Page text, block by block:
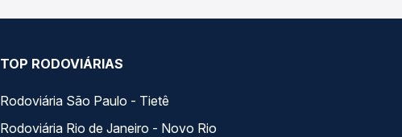
TOP RODOVIÁRIAS
Rodoviária São Paulo - Tietê
Rodoviária Rio de Janeiro - Novo Rio